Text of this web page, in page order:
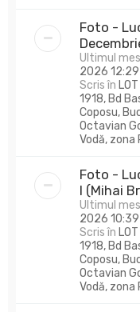
Foto -
Ultimul
2026
Scris în
1918, Bd
Coposu,
Octavian
Vodă, zona
Foto -
I (Mihai
Ultimul
2026
Scris în
1918, Bd
Coposu,
Octavian
Vodă, zona